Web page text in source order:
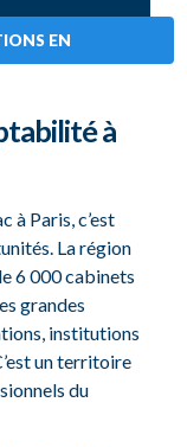
EN
à
à Paris, c’est
La région
6 000 cabinets
grandes
institutions
un territoire
du